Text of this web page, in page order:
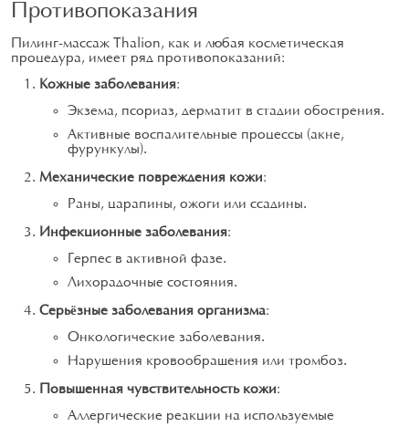
Противопоказания
Пилинг-массаж Thalion, как и любая косметическая
процедура, имеет ряд противопоказаний:
Кожные заболевания:
Экзема, псориаз, дерматит в стадии обострения.
Активные воспалительные процессы (акне,
фурункулы).
Механические повреждения кожи:
Раны, царапины, ожоги или ссадины.
Инфекционные заболевания:
Герпес в активной фазе.
Лихорадочные состояния.
Серьёзные заболевания организма:
Онкологические заболевания.
Нарушения кровообращения или тромбоз.
Повышенная чувствительность кожи:
Аллергические реакции на используемые